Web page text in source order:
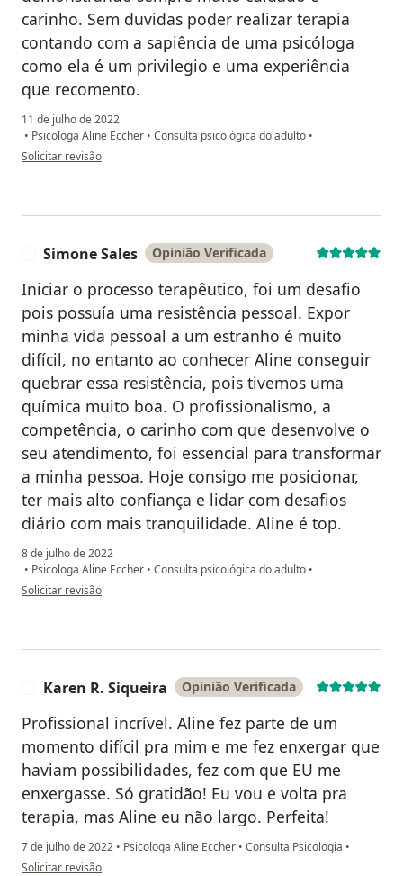
carinho. Sem duvidas poder realizar terapia
contando com a sapiência de uma psicóloga
como ela é um privilegio e uma experiência
que recomento.
11 de julho de 2022
• Psicologa Aline Eccher • Consulta psicológica do adulto •
na opinião do utilizador Daiany Pitanga
Solicitar revisão
Simone Sales Opinião Verificada
Iniciar o processo terapêutico, foi um desafio
pois possuía uma resistência pessoal. Expor
minha vida pessoal a um estranho é muito
difícil, no entanto ao conhecer Aline conseguir
quebrar essa resistência, pois tivemos uma
química muito boa. O profissionalismo, a
competência, o carinho com que desenvolve o
seu atendimento, foi essencial para transformar
a minha pessoa. Hoje consigo me posicionar,
ter mais alto confiança e lidar com desafios
diário com mais tranquilidade. Aline é top.
8 de julho de 2022
• Psicologa Aline Eccher • Consulta psicológica do adulto •
na opinião do utilizador Simone Sales
Solicitar revisão
Karen R. Siqueira Opinião Verificada
Profissional incrível. Aline fez parte de um
momento difícil pra mim e me fez enxergar que
haviam possibilidades, fez com que EU me
enxergasse. Só gratidão! Eu vou e volta pra
terapia, mas Aline eu não largo. Perfeita!
7 de julho de 2022 • Psicologa Aline Eccher • Consulta Psicologia •
na opinião do utilizador Karen R. Siqueira
Solicitar revisão